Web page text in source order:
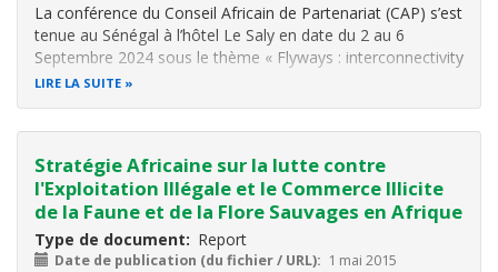
La conférence du Conseil Africain de Partenariat (CAP) s’est
tenue au Sénégal à l’hôtel Le Saly en date du 2 au 6
Septembre 2024 sous le thème « Flyways : interconnectivity
and sustainability ».
Le thème choisi veut mettre en évidence l’engagement du
partenariat de Birdlife pour identifier et
LIRE LA SUITE
Stratégie Africaine sur la lutte contre
l'Exploitation Illégale et le Commerce Illicite
de la Faune et de la Flore Sauvages en Afrique
Type de document Report
Date de publication (du fichier / URL) 1 mai 2015